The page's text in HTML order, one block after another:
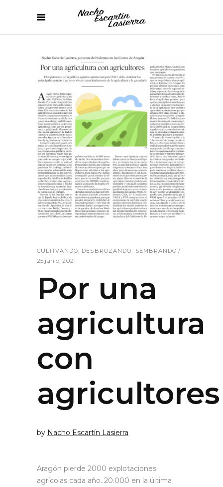
CULTIVANDO DESBROZANDO SEMBRANDO
25 junio, 2021
Por una
agricultura
con
agricultores
by Nacho Escartín Lasierra
Aragón pierde 2000 explotaciones
agrícolas cada año. 20.000 en la última